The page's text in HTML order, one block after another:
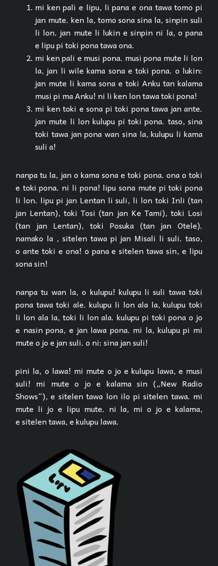
mi ken pali e lipu, li pana e ona tawa tomo pi
jan mute. ken la, tomo sona sina la, sinpin suli
li lon. jan mute li lukin e sinpin ni la, o pana
e lipu pi toki pona tawa ona.
mi ken pali e musi pona. musi pona mute li lon
la, jan li wile kama sona e toki pona. o lukin:
jan mute li kama sona e toki Anku tan kalama
musi pi ma Anku! ni li ken lon tawa toki pona!
mi ken toki e sona pi toki pona tawa jan ante.
jan mute li lon kulupu pi toki pona. taso, sina
toki tawa jan pona wan sina la, kulupu li kama
suli a!
nanpa tu la, jan o kama sona e toki pona. ona o toki
e toki pona. ni li pona! lipu sona mute pi toki pona
li lon. lipu pi jan Lentan li suli, li lon toki Inli (tan
jan Lentan), toki Tosi (tan jan Ke Tami), toki Losi
(tan jan Lentan), toki Posuka (tan jan Otele).
namako la , sitelen tawa pi jan Misali li suli. taso,
o ante toki e ona! o pana e sitelen tawa sin, e lipu
sona sin!
nanpa tu wan la, o kulupu! kulupu li suli tawa toki
pona tawa toki ale. kulupu li lon ala la, kulupu toki
li lon ala la, toki li lon ala. kulupu pi toki pona o jo
e nasin pona, e jan lawa pona. mi la, kulupu pi mi
mute o jo e jan suli. o ni: sina jan suli!
pini la, o lawa! mi mute o jo e kulupu lawa, e musi
suli! mi mute o jo e kalama sin („New Radio
Shows“), e sitelen tawa lon ilo pi sitelen tawa. mi
mute li jo e lipu mute. ni la, mi o jo e kalama,
e sitelen tawa, e kulupu lawa.